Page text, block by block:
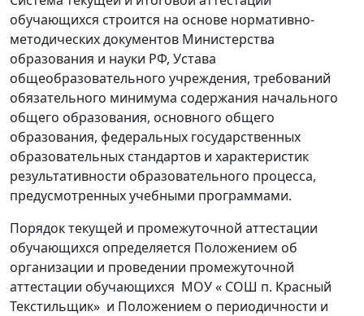
обучающихся строится на основе нормативно-
методических документов Министерства
образования и науки РФ, Устава
общеобразовательного учреждения, требований
обязательного минимума содержания начального
общего образования, основного общего
образования, федеральных государственных
образовательных стандартов и характеристик
результативности образовательного процесса,
предусмотренных учебными программами.
Порядок текущей и промежуточной аттестации
обучающихся определяется Положением об
организации и проведении промежуточной
аттестации обучающихся МОУ « СОШ п. Красный
Текстильщик» и Положением о периодичности и